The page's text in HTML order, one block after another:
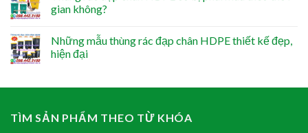
gian không?
Những mẫu thùng rác đạp chân HDPE thiết kế đẹp,
hiện đại
TÌM SẢN PHẨM THEO TỪ KHÓA